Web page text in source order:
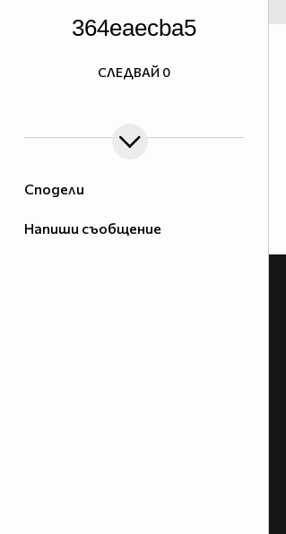
Сподели
Напиши съобщение
364eaecba5
СЛЕДВАЙ 0